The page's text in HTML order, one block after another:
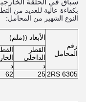
سباق في الحلقة
بكفاءة عالية للعديد من
النوع الشهير من المحامل:
رقم
المحامل
الأبعاد ((ملم)
القطر
الداخلي
د
د
6305 2RS
25
62